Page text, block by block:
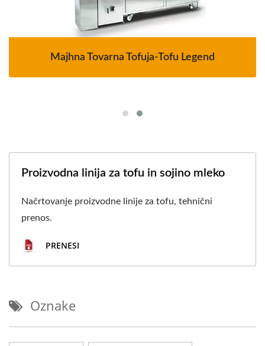
Majhna Tovarna Tofuja-Tofu Legend
Proizvodna linija za tofu in sojino mleko
Načrtovanje proizvodne linije za tofu, tehnični
prenos.
PRENESI
Oznake